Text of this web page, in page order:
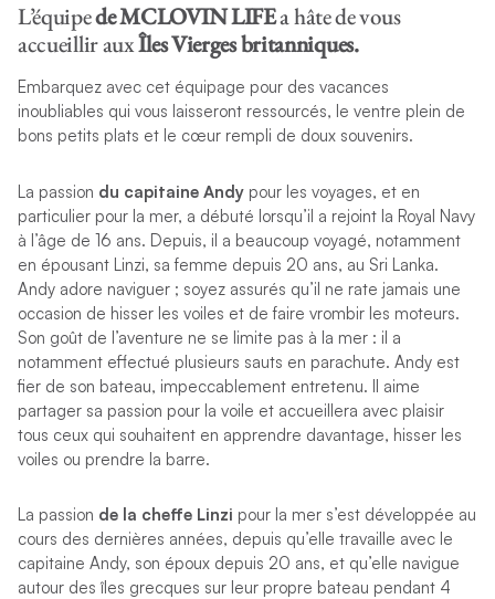
L’équipede MCLOVIN LIFEa hâte de vous
accueillir auxÎles Vierges britanniques.
Embarquez avec cet équipage pour des vacances
inoubliables qui vous laisseront ressourcés, le ventre plein de
bons petits plats et le cœur rempli de doux souvenirs.
La passion du capitaine Andypour les voyages, et en
particulier pour la mer, a débuté lorsqu’il a rejoint la Royal Navy
à l’âge de 16 ans. Depuis, il a beaucoup voyagé, notamment
en épousant Linzi, sa femme depuis 20 ans, au Sri Lanka.
Andy adore naviguer ; soyez assurés qu’il ne rate jamais une
occasion de hisser les voiles et de faire vrombir les moteurs.
Son goût de l’aventure ne se limite pas à la mer : il a
notamment effectué plusieurs sauts en parachute. Andy est
fier de son bateau, impeccablement entretenu. Il aime
partager sa passion pour la voile et accueillera avec plaisir
tous ceux qui souhaitent en apprendre davantage, hisser les
voiles ou prendre la barre.
La passion de la cheffe Linzi pour la mer s’est développée au
cours des dernières années, depuis qu’elle travaille avec le
capitaine Andy, son époux depuis 20 ans, et qu’elle navigue
autour des îles grecques sur leur propre bateau pendant 4